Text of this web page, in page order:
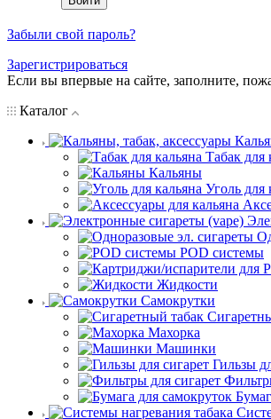
Забыли свой пароль?
Зарегистрироваться
Если вы впервые на сайте, заполните,
Каталог
Табак для
Кальяны
Уголь для
POD системы
Жидкости
Самокрутки
Махорка
Машинки
Гильзы